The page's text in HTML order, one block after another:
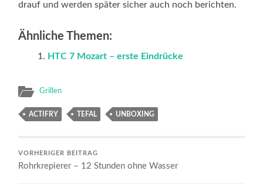
drauf und werden später sicher auch noch berichten.
Ähnliche Themen:
HTC 7 Mozart – erste Eindrücke
Grillen
ACTIFRY TEFAL UNBOXING
VORHERIGER BEITRAG
Rohrkrepierer – 12 Stunden ohne Wasser